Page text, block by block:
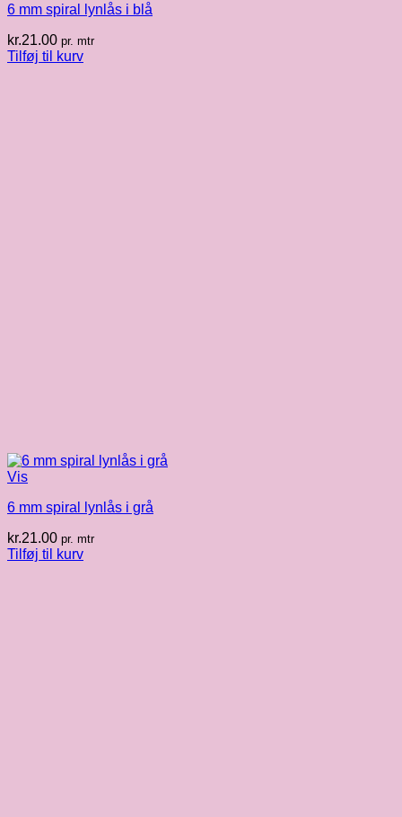
6 mm spiral lynlås i blå
kr.21.00 pr. mtr
Tilføj til kurv
Vis
6 mm spiral lynlås i grå
kr.21.00 pr. mtr
Tilføj til kurv